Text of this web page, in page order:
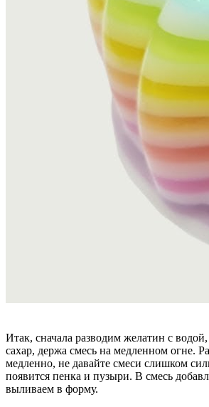
Итак, сначала разводим желатин с
сахар, держа смесь на медленном огне.
медленно, не давайте смеси слишком
появится пенка и пузыри. В смесь
выливаем в форму.